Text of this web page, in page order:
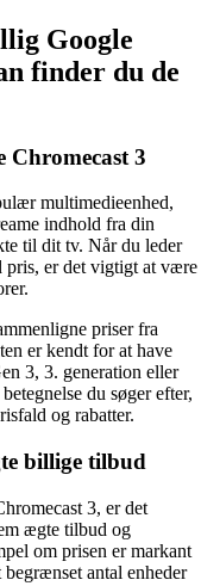
Google
finder du de
Chromecast 3
multimedieenhed,
indhold fra din
til dit tv. Når du leder
pris, er det vigtigt at være
priser fra
er kendt for at have
3, 3. generation eller
du søger efter,
og rabatter.
billige tilbud
3, er det
ægte tilbud og
om prisen er markant
antal enheder